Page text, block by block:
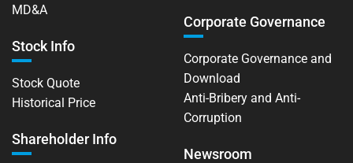
MD&A
Stock Info
Stock Quote
Historical Price
Shareholder Info
Corporate Governance
Corporate Governance and
Download
Anti-Bribery and Anti-
Corruption
Newsroom